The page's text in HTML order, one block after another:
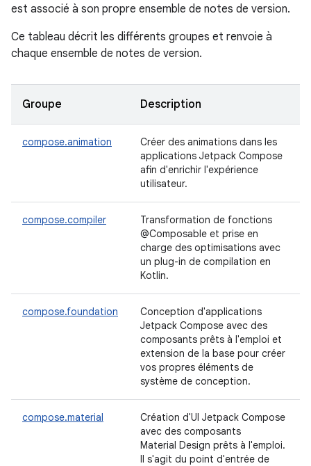
est associé à son propre ensemble de notes de version.
Ce tableau décrit les différents groupes et renvoie à
chaque ensemble de notes de version.
Groupe Description
compose.animation
Créer des animations dans les
applications Jetpack Compose
afin d'enrichir l'expérience
utilisateur.
compose.compiler
Transformation de fonctions
@Composable et prise en
charge des optimisations avec
un plug-in de compilation en
Kotlin.
compose.foundation
Conception d'applications
Jetpack Compose avec des
composants prêts à l'emploi et
extension de la base pour créer
vos propres éléments de
système de conception.
compose.material
Création d'UI Jetpack Compose
avec des composants
Material Design prêts à l'emploi.
Il s'agit du point d'entrée de